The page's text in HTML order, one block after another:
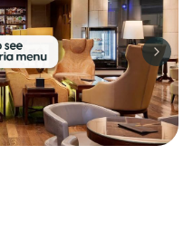
Next